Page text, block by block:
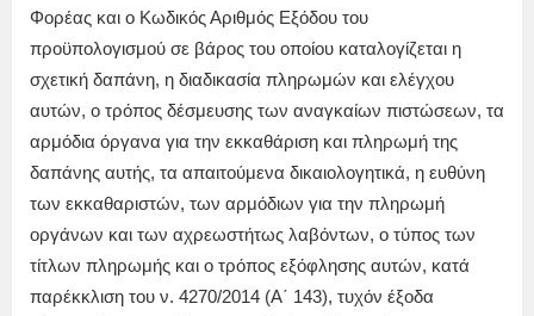
Φορέας και ο Κωδικός Αριθμός Εξόδου του
προϋπολογισμού σε βάρος του οποίου καταλογίζεται η
σχετική δαπάνη, η διαδικασία πληρωμών και ελέγχου
αυτών, ο τρόπος δέσμευσης των αναγκαίων πιστώσεων, τα
αρμόδια όργανα για την εκκαθάριση και πληρωμή της
δαπάνης αυτής, τα απαιτούμενα δικαιολογητικά, η ευθύνη
των εκκαθαριστών, των αρμόδιων για την πληρωμή
οργάνων και των αχρεωστήτως λαβόντων, ο τύπος των
τίτλων πληρωμής και ο τρόπος εξόφλησης αυτών, κατά
παρέκκλιση του ν. 4270/2014 (Α΄ 143), τυχόν έξοδα